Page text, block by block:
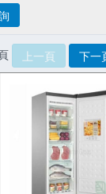
上一頁 下一